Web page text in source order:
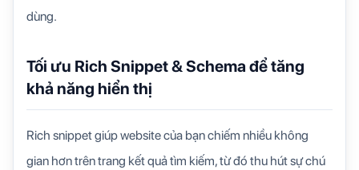
dùng.
Tối ưu Rich Snippet & Schema để tăng
khả năng hiển thị
Rich snippet giúp website của bạn chiếm nhiều không
gian hơn trên trang kết quả tìm kiếm, từ đó thu hút sự chú